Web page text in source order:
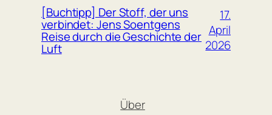
[Buchtipp] Der Stoff, der uns
verbindet: Jens Soentgens
Reise durch die Geschichte der
Luft
17.
April
2026
Über